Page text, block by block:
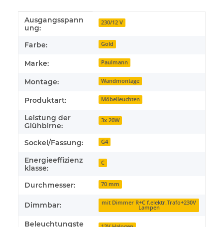
Produkteigenschaft
Wert
Ausgangsspann
ung:
230/12 V
Farbe: Gold
Marke: Paulmann
Montage: Wandmontage
Produktart: Möbelleuchten
Leistung der
Glühbirne:
3x 20W
Sockel/Fassung: G4
Energieeffizienz
klasse:
C
Durchmesser: 70 mm
Dimmbar: mit Dimmer R+C f.elektr.Trafo+230V
Lampen
Beleuchtungste